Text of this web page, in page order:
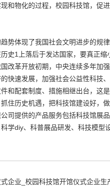
和物化的过程，校园科技馆，促
势体现了我国社会文明进步的规
史1上落后于发达国家，要真正
改革开放初期，中央连续多年加
快速发展，加强社会公益性科技
和配套制度、措施相继出台，这
住历史机遇，把科技馆建设好，
司提供的产品服务包括科技馆展
学diy、科普展品研发、科技模型
企业_校园科技馆开馆仪式企业生